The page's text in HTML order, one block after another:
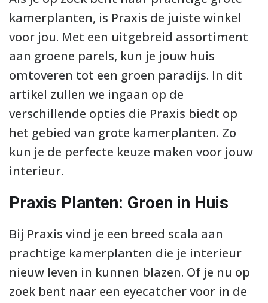
kamerplanten, is Praxis de juiste winkel
voor jou. Met een uitgebreid assortiment
aan groene parels, kun je jouw huis
omtoveren tot een groen paradijs. In dit
artikel zullen we ingaan op de
verschillende opties die Praxis biedt op
het gebied van grote kamerplanten. Zo
kun je de perfecte keuze maken voor jouw
interieur.
Praxis Planten: Groen in Huis
Bij Praxis vind je een breed scala aan
prachtige kamerplanten die je interieur
nieuw leven in kunnen blazen. Of je nu op
zoek bent naar een eyecatcher voor in de